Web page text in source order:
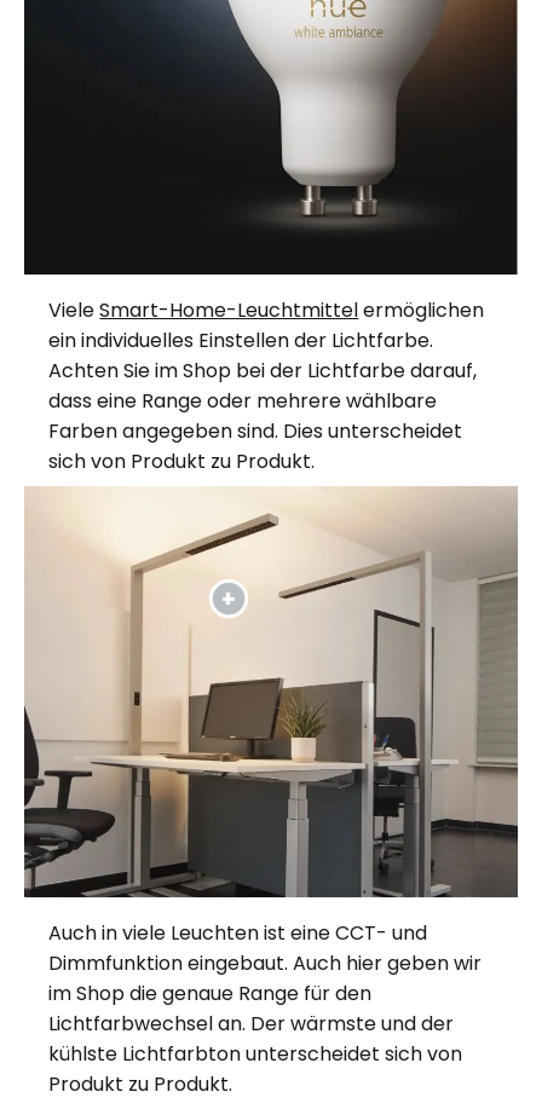
VieleSmart-Home-Leuchtmittelermöglichen
ein individuelles Einstellen der Lichtfarbe.
Achten Sie im Shop bei der Lichtfarbe darauf,
dass eine Range oder mehrere wählbare
Farben angegeben sind. Dies unterscheidet
sich von Produkt zu Produkt.
Auch in viele Leuchten ist eine CCT- und
Dimmfunktion eingebaut. Auch hier geben wir
im Shop die genaue Range für den
Lichtfarbwechsel an. Der wärmste und der
kühlste Lichtfarbton unterscheidet sich von
Produkt zu Produkt.